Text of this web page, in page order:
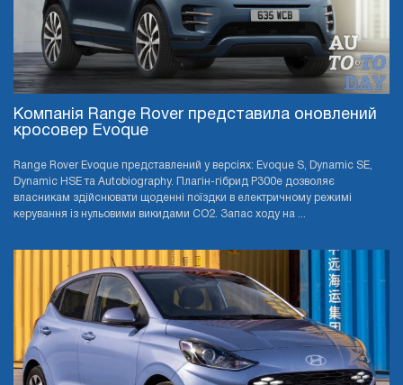
Компанія Range Rover представила оновлений
кросовер Evoque
Range Rover Evoque представлений у версіях: Evoque S, Dynamic SE,
Dynamic HSE та Autobiography. Плагін-гібрид P300e дозволяє
власникам здійснювати щоденні поїздки в електричному режимі
керування із нульовими викидами CO2. Запас ходу на ...